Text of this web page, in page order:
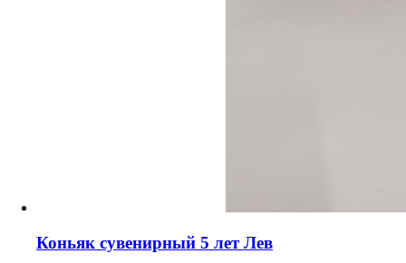
Коньяк сувенирный 5 лет Лев